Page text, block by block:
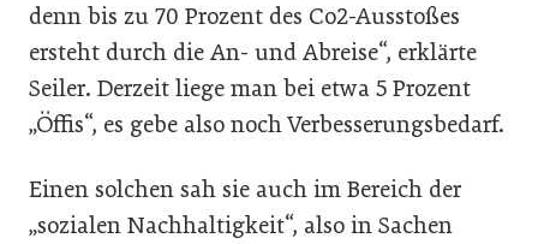
denn bis zu 70 Prozent des Co2-Ausstoßes
ersteht durch die An- und Abreise“, erklärte
Seiler. Derzeit liege man bei etwa 5 Prozent
„Öffis“, es gebe also noch Verbesserungsbedarf.
Einen solchen sah sie auch im Bereich der
„sozialen Nachhaltigkeit“, also in Sachen